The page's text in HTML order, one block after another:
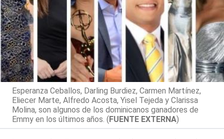
Esperanza Ceballos, Darling Burdiez, Carmen Martínez,
Eliecer Marte, Alfredo Acosta, Yisel Tejeda y Clarissa
Molina, son algunos de los dominicanos ganadores de
Emmy en los últimos años. (FUENTE EXTERNA)